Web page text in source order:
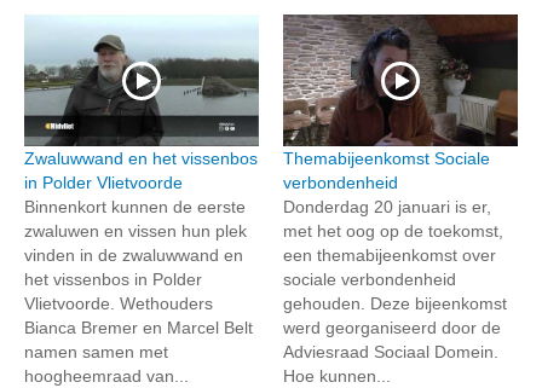
Zwaluwwand en het vissenbos
in Polder Vlietvoorde
Binnenkort kunnen de eerste
zwaluwen en vissen hun plek
vinden in de zwaluwwand en
het vissenbos in Polder
Vlietvoorde. Wethouders
Bianca Bremer en Marcel Belt
namen samen met
hoogheemraad van...
Themabijeenkomst Sociale
verbondenheid
Donderdag 20 januari is er,
met het oog op de toekomst,
een themabijeenkomst over
sociale verbondenheid
gehouden. Deze bijeenkomst
werd georganiseerd door de
Adviesraad Sociaal Domein.
Hoe kunnen...